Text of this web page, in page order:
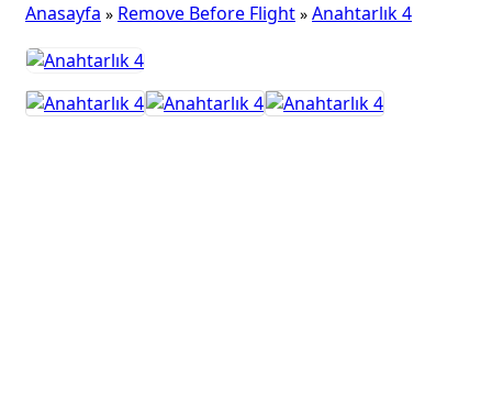
Anasayfa » Remove Before Flight » Anahtarlık 4